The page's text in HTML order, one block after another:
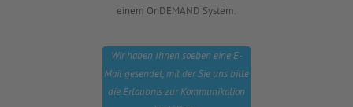
einem OnDEMAND System.
Wir haben Ihnen soeben eine E-
Mail gesendet, mit der Sie uns bitte
die Erlaubnis zur Kommunikation